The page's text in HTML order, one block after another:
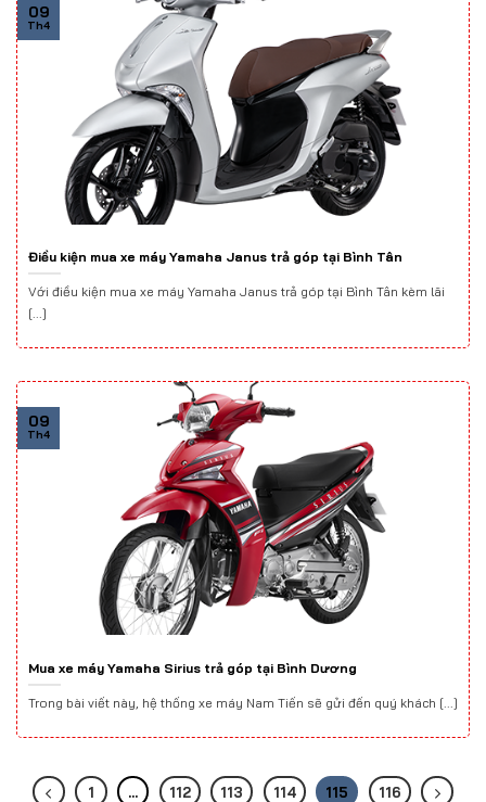
Điều kiện mua xe máy Yamaha Janus trả góp tại Bình Tân
Với điều kiện mua xe máy Yamaha Janus trả góp tại Bình Tân kèm lãi
[...]
09
Th4
Mua xe máy Yamaha Sirius trả góp tại Bình Dương
Trong bài viết này, hệ thống xe máy Nam Tiến sẽ gửi đến quý khách [...]
09
Th4
1 … 112 113 114 115 116